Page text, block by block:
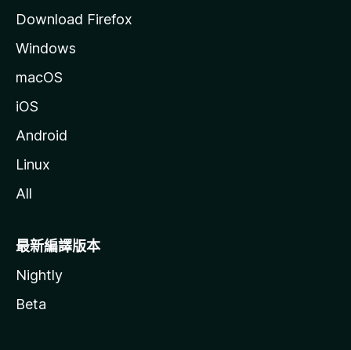
Download Firefox
Windows
macOS
iOS
Android
Linux
All
最新編譯版本
Nightly
Beta